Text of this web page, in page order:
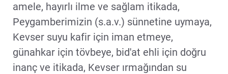
amele, hayırlı ilme ve sağlam itikada,
Peygamberimizin (s.a.v.) sünnetine uymaya,
Kevser suyu kafir için iman etmeye,
günahkar için tövbeye, bid'at ehli için doğru
inanç ve itikada, Kevser ırmağından su